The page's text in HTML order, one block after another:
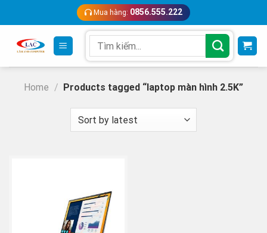
content
Mua hàng: 0856.555.222
for:
Home / Products tagged “laptop màn hình 2.5K”